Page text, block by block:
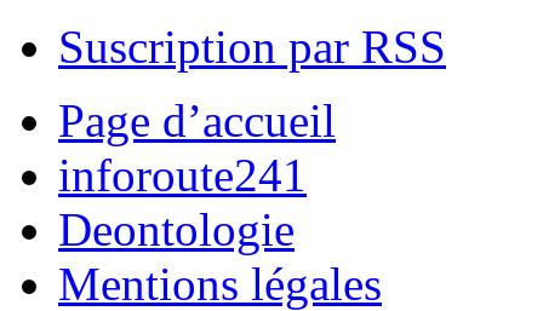
Suscription par RSS
Page d’accueil
inforoute241
Deontologie
Mentions légales